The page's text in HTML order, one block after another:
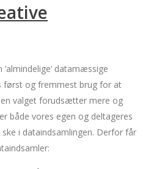
datamæssige
først og fremmest brug for at
valget forudsætter mere og
både vores egen og deltageres
i dataindsamlingen. Derfor får